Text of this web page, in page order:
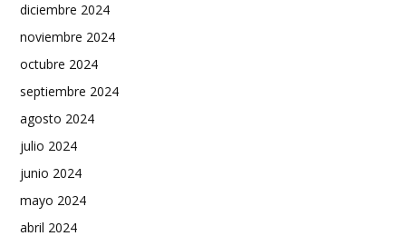
diciembre 2024
noviembre 2024
octubre 2024
septiembre 2024
agosto 2024
julio 2024
junio 2024
mayo 2024
abril 2024